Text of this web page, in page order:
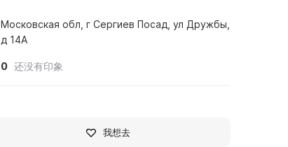
Московская обл, г Сергиев Посад, ул Дружбы,
д 14А
0 还没有印象
我想去